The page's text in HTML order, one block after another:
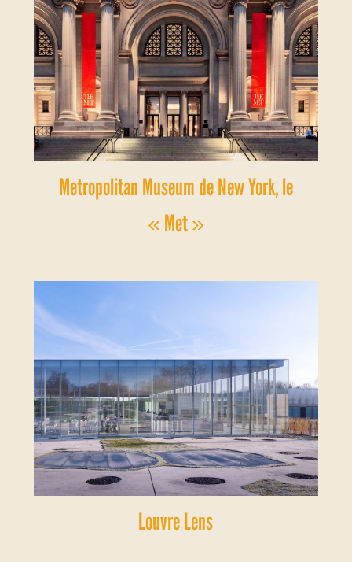
Metropolitan Museum de New York, le
« Met »
Louvre Lens